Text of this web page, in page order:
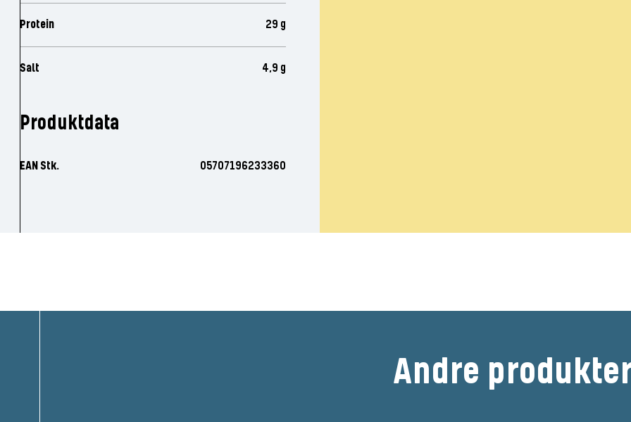
Protein 29 g
Salt 4,9 g
Produktdata
EAN Stk. 05707196233360
Andre